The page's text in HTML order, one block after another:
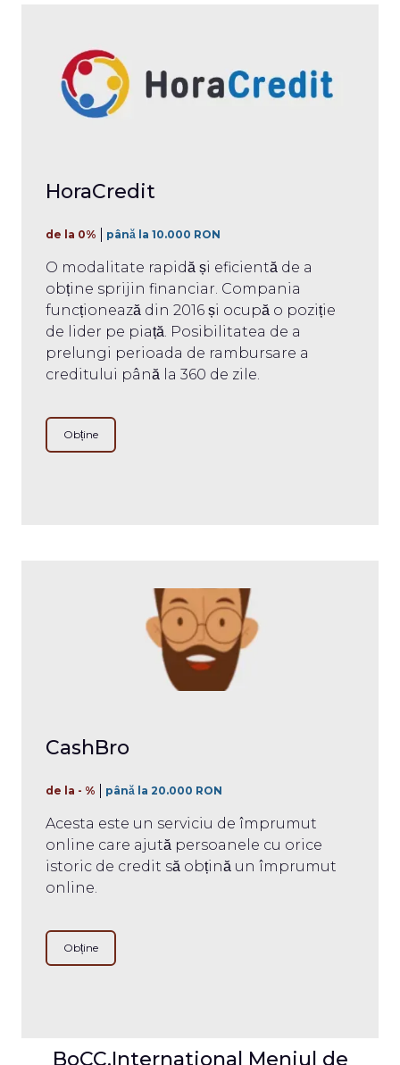
HoraCredit
de la 0% până la 10.000 RON
O modalitate rapidă și eficientă de a
obține sprijin financiar. Compania
funcționează din 2016 și ocupă o poziție
de lider pe piață. Posibilitatea de a
prelungi perioada de rambursare a
creditului până la 360 de zile.
Obține
CashBro
de la - % până la 20.000 RON
Acesta este un serviciu de împrumut
online care ajută persoanele cu orice
istoric de credit să obțină un împrumut
online.
Obține
BoCC.International Meniul de